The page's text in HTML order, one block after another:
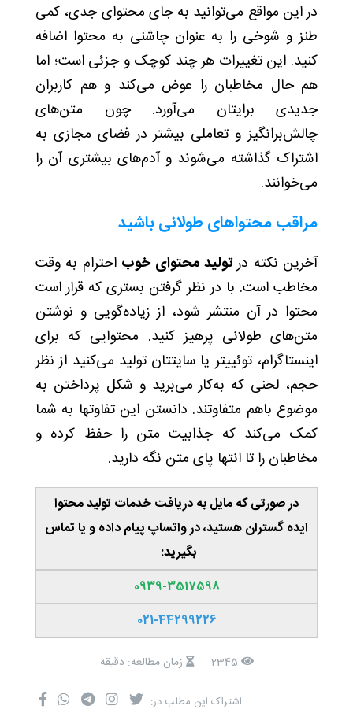
در این مواقع می‌توانید به‌ جای محتوای جدی، کمی
طنز و شوخی را به‌ عنوان چاشنی به محتوا اضافه
کنید. این تغییرات هر چند کوچک و جزئی است؛ اما
هم حال مخاطبان‌ را عوض می‌کند و هم کاربران
جدیدی برایتان می‌آورد. چون متن‌های
چالش‌برانگیز و تعاملی بیشتر در فضای مجازی به
اشتراک گذاشته می‌شوند و آدم‌های بیشتری آن‌ را
می‌خوانند.
مراقب محتواهای طولانی باشید
آخرین نکته درتولید محتوای خوب احترام به وقت
مخاطب است. با در نظر گرفتن بستری که قرار است
محتوا در آن منتشر شود، از زیاده‌گویی و نوشتن
متن‌های طولانی پرهیز کنید. محتوایی که برای
اینستاگرام، توئییتر یا سایتتان تولید می‌کنید از نظر
حجم، لحنی که به‌کار می‌برید و شکل پرداختن به
موضوع باهم متفاوتند. دانستن این تفاوتها به شما
کمک می‌کند که جذابیت متن را حفظ کرده و
مخاطبان را تا انتها پای متن نگه دارید.
در صورتی‌ که مایل به دریافت خدمات تولید محتوا
ایده گستران هستید، در واتساپ پیام داده و یا تماس
بگیرید:
0939-3517598
021-44299226
زمان مطالعه: دقیقه
اشتراک این مطلب در: